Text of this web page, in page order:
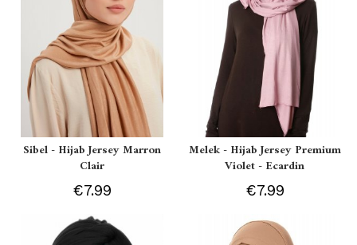
Sibel - Hijab Jersey Marron
Clair
€7.99
Melek - Hijab Jersey Premium
Violet - Ecardin
€7.99